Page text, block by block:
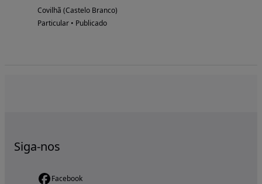
Covilhã (Castelo Branco)
Particular • Publicado
Siga-nos
Facebook